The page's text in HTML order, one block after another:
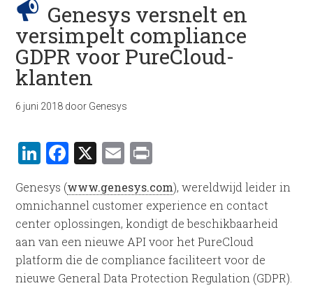
Genesys versnelt en
versimpelt compliance
GDPR voor PureCloud-
klanten
6 juni 2018 door Genesys
LinkedIn
Facebook
X Email
Genesys (www.genesys.com), wereldwijd leider in
omnichannel customer experience en contact
center oplossingen, kondigt de beschikbaarheid
aan van een nieuwe API voor het PureCloud
platform die de compliance faciliteert voor de
nieuwe General Data Protection Regulation (GDPR).